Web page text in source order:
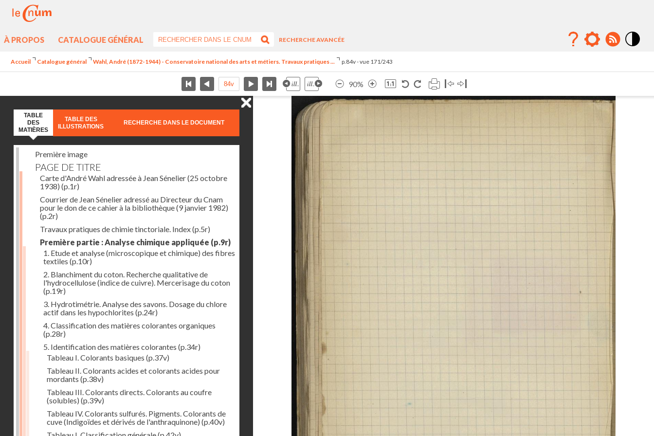
À PROPOS CATALOGUE GÉNÉRAL
RECHERCHE AVANCÉE
Accueil Catalogue général Wahl, André (1872-1944) - Conservatoire national des arts et métiers. Travaux pratiques ... p.84v - vue 171/243
90%
TABLE
DES
MATIÈRES
TABLE DES
ILLUSTRATIONS
RECHERCHE DANS LE DOCUMENT
Première image
PAGE DE TITRE
Carte d'André Wahl adressée à Jean Sénelier (25 octobre
1938) (p.1r)
Courrier de Jean Sénelier adressé au Directeur du Cnam
pour le don de ce cahier à la bibliothèque (9 janvier 1982)
(p.2r)
Travaux pratiques de chimie tinctoriale. Index(p.5r)
Première partie : Analyse chimique appliquée (p.9r)
1. Etude et analyse (microscopique et chimique) des fibres
textiles (p.10r)
2. Blanchiment du coton. Recherche qualitative de
l'hydrocellulose (indice de cuivre). Mercerisage du coton
(p.19r)
3. Hydrotimétrie. Analyse des savons. Dosage du chlore
actif dans les hypochlorites (p.24r)
4. Classification des matières colorantes organiques
(p.28r)
5. Identification des matières colorantes (p.34r)
Tableau I. Colorants basiques (p.37v)
Tableau II. Colorants acides et colorants acides pour
mordants (p.38v)
Tableau III. Colorants directs. Colorants au coufre
(solubles) (p.39v)
Tableau IV. Colorants sulfurés. Pigments. Colorants de
cuve (Indigoïdes et dérivés de l'anthraquinone) (p.40v)